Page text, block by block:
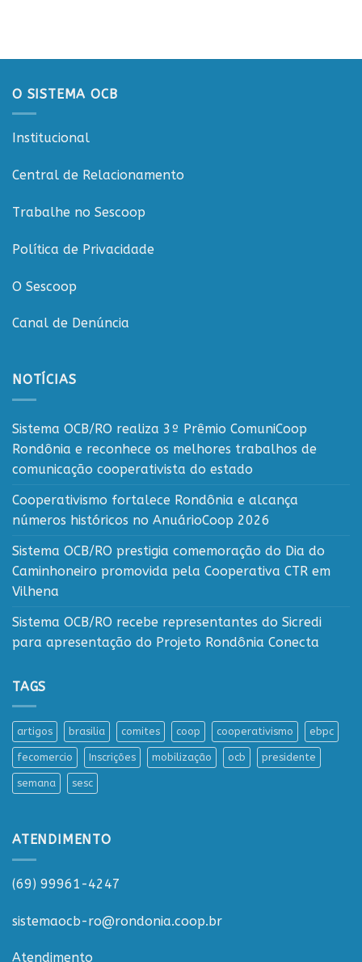
Conecta
sustentabilidade
O SISTEMA OCB
Institucional
Central de Relacionamento
Trabalhe no Sescoop
Política de Privacidade
O Sescoop
Canal de Denúncia
NOTÍCIAS
Sistema OCB/RO realiza 3º Prêmio ComuniCoop
Rondônia e reconhece os melhores trabalhos de
comunicação cooperativista do estado
Cooperativismo fortalece Rondônia e alcança
números históricos no AnuárioCoop 2026
Sistema OCB/RO prestigia comemoração do Dia do
Caminhoneiro promovida pela Cooperativa CTR em
Vilhena
Sistema OCB/RO recebe representantes do Sicredi
para apresentação do Projeto Rondônia Conecta
TAGS
artigos brasilia comites coop cooperativismo ebpc
fecomercio Inscrições mobilização ocb presidente
semana sesc
ATENDIMENTO
(69) 99961-4247
sistemaocb-ro@rondonia.coop.br
Atendimento